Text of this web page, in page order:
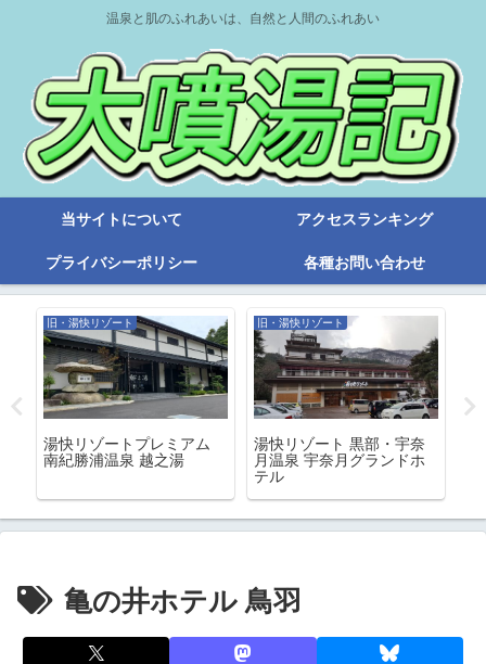
温泉と肌のふれあいは、自然と人間のふれあい
当サイトについて アクセスランキング
プライバシーポリシー 各種お問い合わせ
旧・湯快リゾート
湯快リゾートプレミアム
南紀勝浦温泉 越之湯
旧・湯快リゾート
湯快リゾート 黒部・宇奈
月温泉 宇奈月グランドホ
テル
亀の井ホテル 鳥羽